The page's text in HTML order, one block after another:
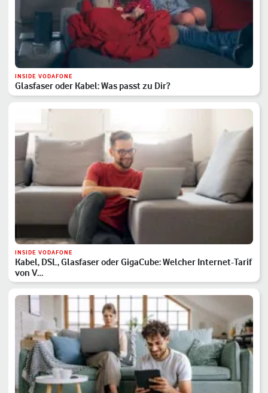
INSIDE VODAFONE
Glasfaser oder Kabel: Was passt zu Dir?
INSIDE VODAFONE
Kabel, DSL, Glasfaser oder GigaCube: Welcher Internet-Tarif
von V…